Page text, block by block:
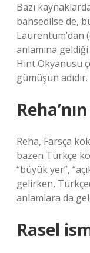
Bazı
bahsedilse de,
Laurentum’dan
anlamına
Hint Okyanusu
gümüşün adıdır.
Reha, Farsça
bazen Türkçe
“büyük yer”,
gelirken,
anlamlara da
Rasel